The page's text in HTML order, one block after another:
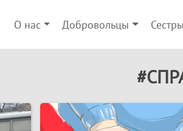
О нас Добровольцы